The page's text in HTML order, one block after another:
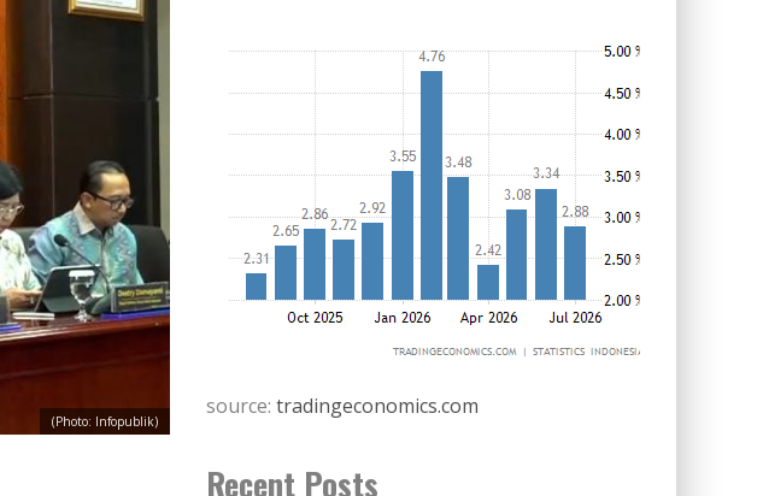
(Photo: Infopublik)
source: tradingeconomics.com
Recent Posts